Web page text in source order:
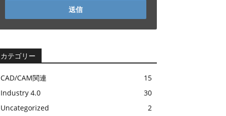
送信
カテゴリー
CAD/CAM関連
15
Industry 4.0
30
Uncategorized
2